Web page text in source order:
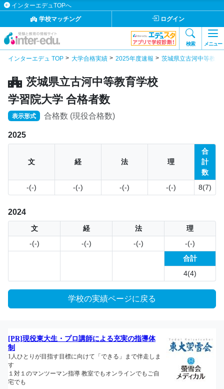
インターエデュTOPへ
学校マッチング
ログイン
検索 メニュー
インターエデュ TOP 大学合格実績 2025年度速報 茨城県立古河中等教育
茨城県立古河中等教育学校
学習院大学 合格者数
表示形式 合格数 (現役合格数)
2025
文 経 法 理
合
計
数
-(-)
-(-) -(-) -(-) 8(7)
2024
文 経 法
理
-(-)
-(-) -(-)
-(-)
合計
4(4)
学校の実績ページに戻る